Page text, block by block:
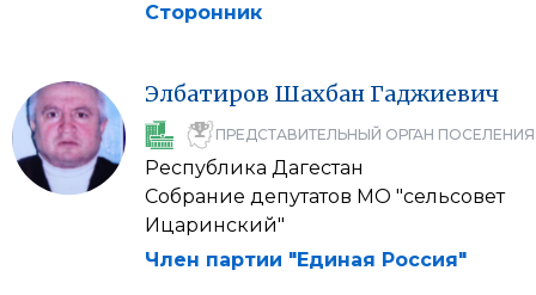
Сторонник
Элбатиров Шахбан Гаджиевич
ПРЕДСТАВИТЕЛЬНЫЙ ОРГАН ПОСЕЛЕНИЯ
Республика Дагестан
Собрание депутатов МО "сельсовет
Ицаринский"
Член партии "Единая Россия"